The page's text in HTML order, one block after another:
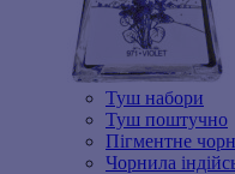
Туш набори
Туш поштучно
Пігментне
Чорнила